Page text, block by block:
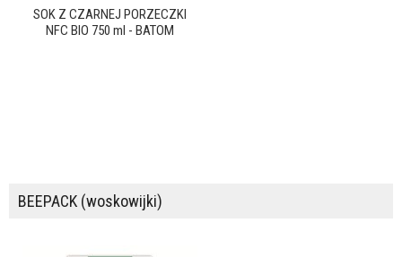
SOK Z CZARNEJ PORZECZKI
NFC BIO 750 ml - BATOM
BEEPACK (woskowijki)